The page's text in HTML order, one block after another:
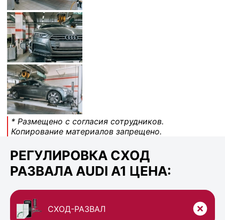
* Размещено с согласия сотрудников.
Копирование материалов запрещено.
РЕГУЛИРОВКА СХОД
РАЗВАЛА AUDI A1 ЦЕНА:
СХОД-РАЗВАЛ